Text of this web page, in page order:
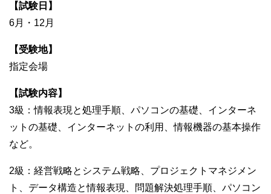
【試験日】
6月・12月
【受験地】
指定会場
【試験内容】
3級：情報表現と処理手順、パソコンの基礎、インターネ
ットの基礎、インターネットの利用、情報機器の基本操作
など。
2級：経営戦略とシステム戦略、プロジェクトマネジメン
ト、データ構造と情報表現、問題解決処理手順、パソコン